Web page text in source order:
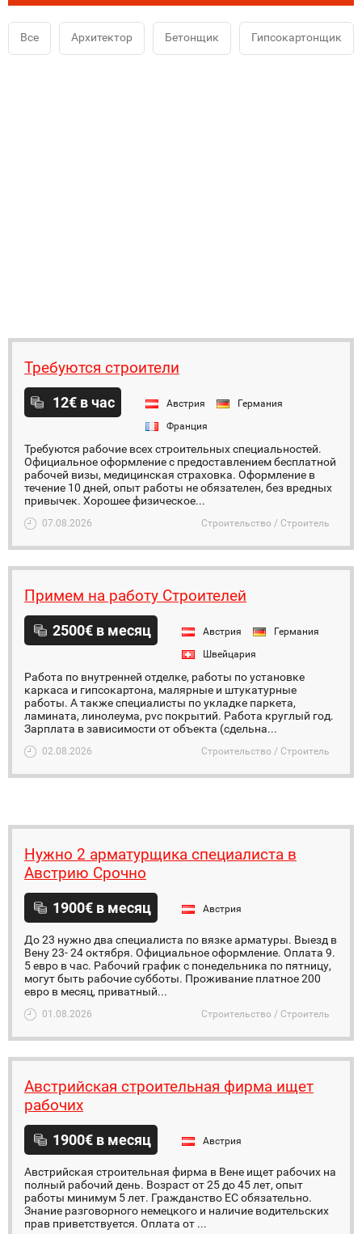
Все Архитектор Бетонщик Гипсокартонщик
Требуются строители
12€ в час Австрия
Германия
Франция
Требуются рабочие всех строительных специальностей.
Официальное оформление с предоставлением бесплатной
рабочей визы, медицинская страховка. Оформление в
течение 10 дней, опыт работы не обязателен, без вредных
привычек. Хорошее физическое...
07.08.2026 Строительство / Строитель
Примем на работу Строителей
2500€ в месяц Австрия
Германия
Швейцария
Работа по внутренней отделке, работы по установке
каркаса и гипсокартона, малярные и штукатурные
работы. А также специалисты по укладке паркета,
ламината, линолеума, pvc покрытий. Работа круглый год.
Зарплата в зависимости от объекта (сдельна...
02.08.2026 Строительство / Строитель
Нужно 2 арматурщика специалиста в
Австрию Срочно
1900€ в месяц Австрия
До 23 нужно два специалиста по вязке арматуры. Выезд в
Вену 23- 24 октября. Официальное оформление. Оплата 9.
5 евро в час. Рабочий график с понедельника по пятницу,
могут быть рабочие субботы. Проживание платное 200
евро в месяц, приватный...
01.08.2026 Строительство / Строитель
Австрийская строительная фирма ищет
рабочих
1900€ в месяц Австрия
Австрийская строительная фирма в Вене ищет рабочих на
полный рабочий день. Возраст от 25 до 45 лет, опыт
работы минимум 5 лет. Гражданство ЕС обязательно.
Знание разговорного немецкого и наличие водительских
прав приветствуется. Оплата от ...